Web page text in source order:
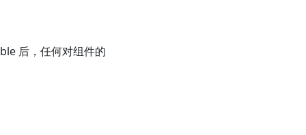
后，任何对组件的